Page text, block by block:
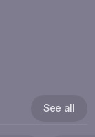
See all